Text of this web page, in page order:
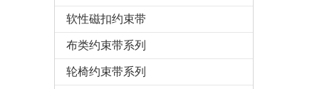
软性磁扣约束带
布类约束带系列
轮椅约束带系列